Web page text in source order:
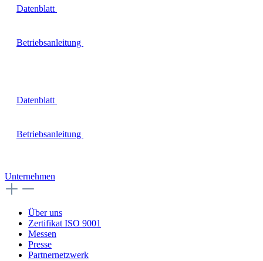
Datenblatt
Betriebsanleitung
Datenblatt
Betriebsanleitung
Unternehmen
Über uns
Zertifikat ISO 9001
Messen
Presse
Partnernetzwerk